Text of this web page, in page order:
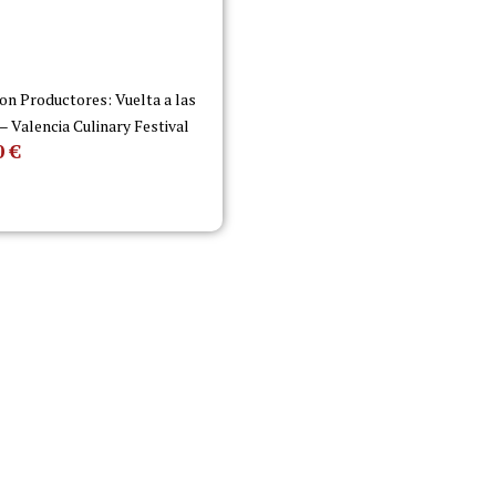
Productores: Vuelta a las
Valencia Culinary Festival
€